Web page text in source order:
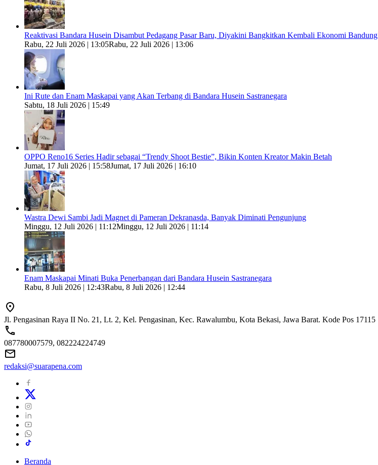
Reaktivasi Bandara Husein Disambut Pedagang Pasar Baru, Diyakini Bangkitkan Kembali Ekonomi Bandung
Rabu, 22 Juli 2026 | 13:05Rabu, 22 Juli 2026 | 13:06
Ini Rute dan Enam Maskapai yang Akan Terbang di Bandara Husein Sastranegara
Sabtu, 18 Juli 2026 | 15:49
OPPO Reno16 Series Hadir sebagai “Trendy Shoot Bestie”, Bikin Konten Kreator Makin Betah
Jumat, 17 Juli 2026 | 15:58Jumat, 17 Juli 2026 | 16:10
Wastra Dewi Sambi Jadi Magnet di Pameran Dekranasda, Banyak Diminati Pengunjung
Minggu, 12 Juli 2026 | 11:12Minggu, 12 Juli 2026 | 11:14
Enam Maskapai Minati Buka Penerbangan dari Bandara Husein Sastranegara
Rabu, 8 Juli 2026 | 12:43Rabu, 8 Juli 2026 | 12:44
Jl. Pengasinan Raya II No. 21, Lt. 2, Kel. Pengasinan, Kec. Rawalumbu, Kota Bekasi, Jawa Barat. Kode Pos 17115
087780007579, 082224224749
redaksi@suarapena.com
Beranda